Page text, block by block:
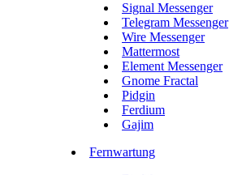
Signal Messenger
Telegram Messenger
Wire Messenger
Mattermost
Element Messenger
Gnome Fractal
Pidgin
Ferdium
Gajim
Fernwartung